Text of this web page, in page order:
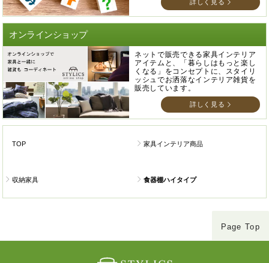
詳しく見る
オンラインショップ
ネットで販売できる家具インテリア
アイテムと、「暮らしはもっと楽し
くなる」をコンセプトに、スタイリ
ッシュでお洒落なインテリア雑貨を
販売しています。
詳しく見る
TOP 家具インテリア商品
収納家具 食器棚ハイタイプ
Page Top